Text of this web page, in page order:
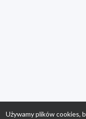
Używamy plików cookies,